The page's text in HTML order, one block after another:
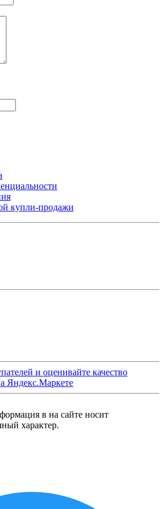
купли-продажи
в на сайте носит
характер.